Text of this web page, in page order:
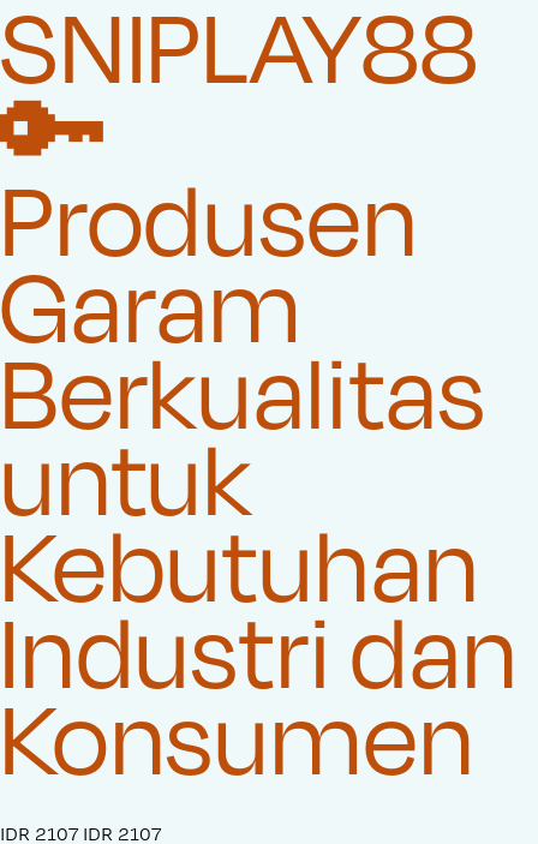
SNIPLAY88
🔑
Produsen
Garam
Berkualitas
untuk
Kebutuhan
Industri dan
Konsumen
S
IDR 2107 O
IDR 2107